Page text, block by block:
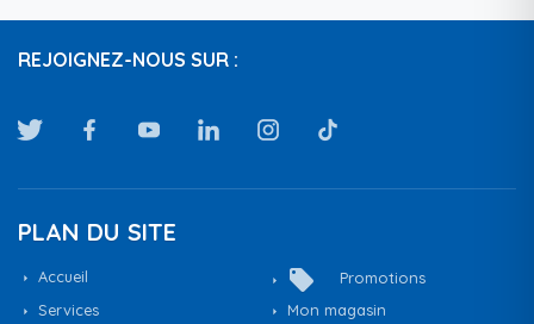
REJOIGNEZ-NOUS SUR :
PLAN DU SITE
Accueil local_offer
Promotions
Services
Mon magasin